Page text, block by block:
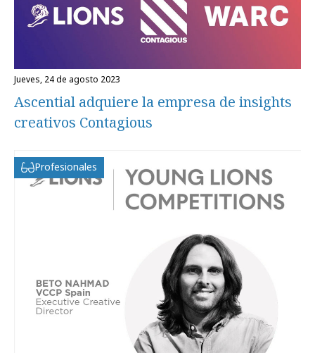
jueves, 24 de agosto 2023
Ascential adquiere la empresa de insights
creativos Contagious
Profesionales